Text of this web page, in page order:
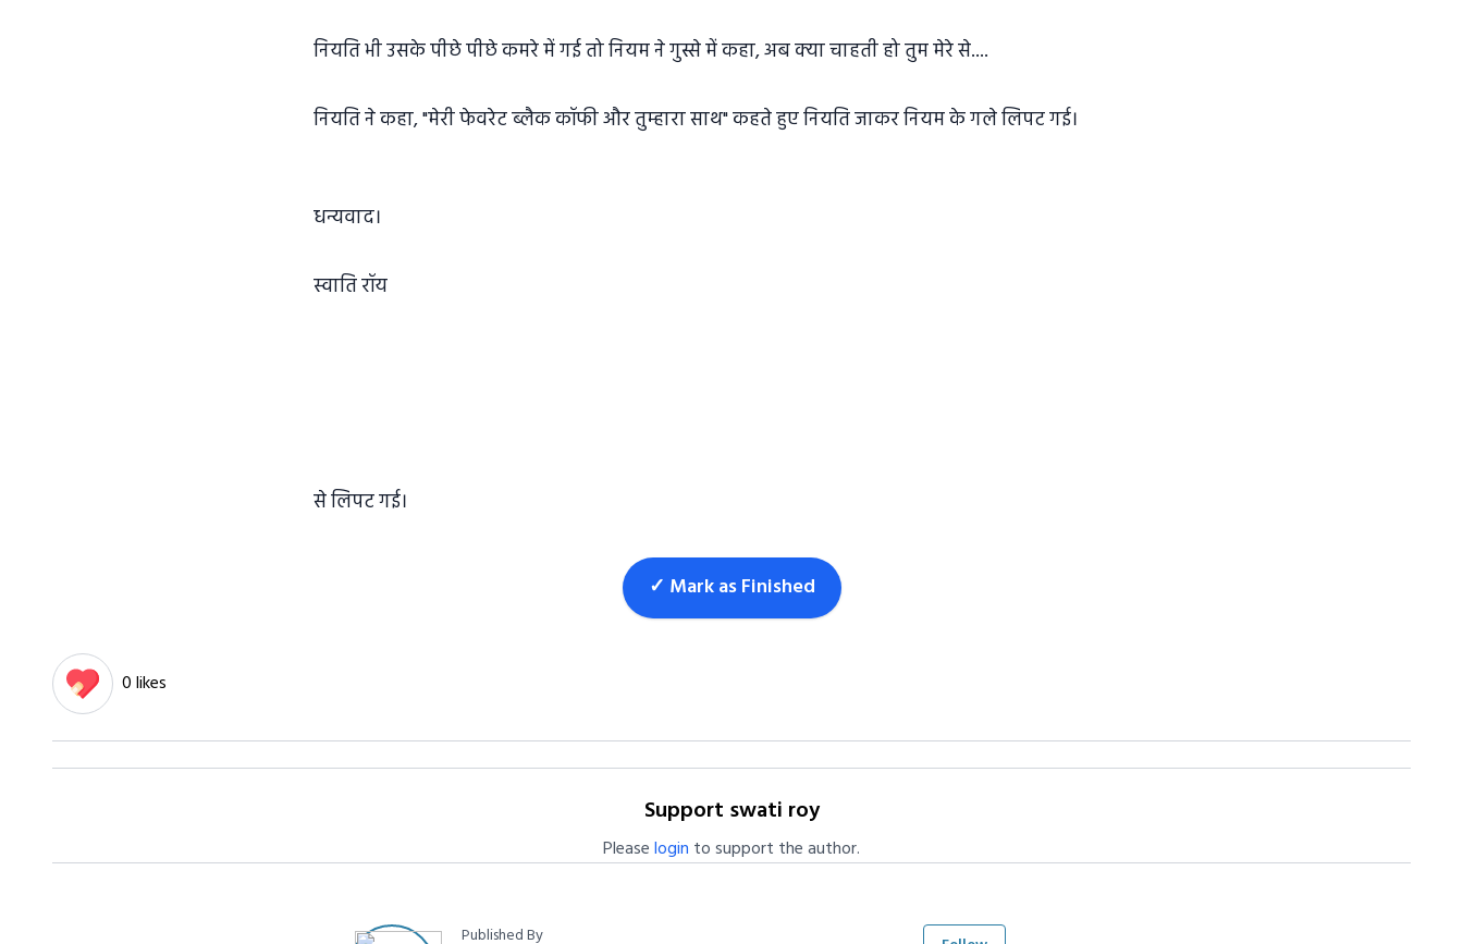
नियति भी उसके पीछे पीछे कमरे में गई तो नियम ने गुस्से में कहा, अब क्या चाहती हो तुम मेरे से....
नियति ने कहा, "मेरी फेवरेट ब्लैक कॉफी और तुम्हारा साथ" कहते हुए नियति जाकर नियम के गले लिपट गई।
धन्यवाद।
स्वाति रॉय
से लिपट गई।
✓ Mark as Finished
0 likes
Support swati roy
Pleaselogin to support the author.
Published By